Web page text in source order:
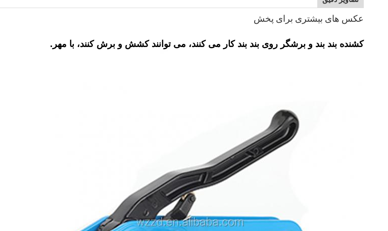
عکس های بیشتری برای پخش
کشنده بند بند و برشگر روی بند بند کار می کنند، می توانند کشش و برش کنند، با مهر.